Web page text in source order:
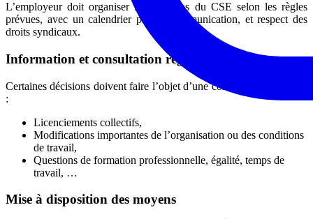
L’employeur doit organiser les élections du CSE selon les règles
prévues, avec un calendrier précis, communication, et respect des
droits syndicaux.
Information et consultation régulières
Certaines décisions doivent faire l’objet d’une consultation préalable
:
Licenciements collectifs,
Modifications importantes de l’organisation ou des conditions
de travail,
Questions de formation professionnelle, égalité, temps de
travail, …
Mise à disposition des moyens